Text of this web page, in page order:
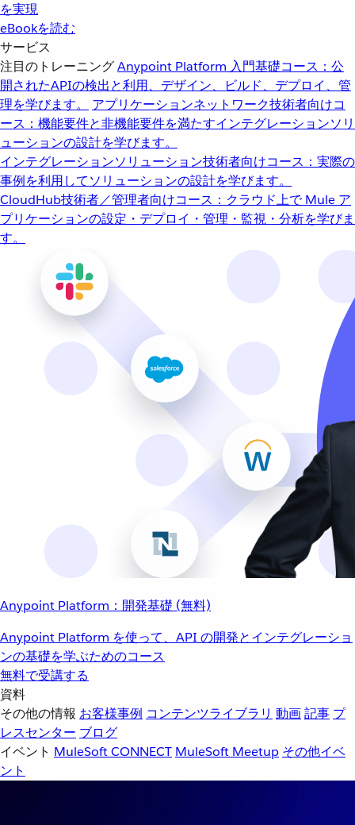
を実現
eBookを読む
サービス
注目のトレーニングAnypoint Platform 入門基礎コース：公
開されたAPIの検出と利用、デザイン、ビルド、デプロイ、管
理を学びます。
アプリケーションネットワーク技術者向けコ
ース：機能要件と非機能要件を満たすインテグレーションソリ
ューションの設計を学びます。
インテグレーションソリューション技術者向けコース：実際の
事例を利用してソリューションの設計を学びます。
CloudHub技術者／管理者向けコース：クラウド上で Mule ア
プリケーションの設定・デプロイ・管理・監視・分析を学びま
す。
Anypoint Platform：開発基礎 (無料)
Anypoint Platform を使って、API の開発とインテグレーショ
ンの基礎を学ぶためのコース
無料で受講する
資料
その他の情報 お客様事例 コンテンツライブラリ 動画記事 プ
レスセンター ブログ
イベント MuleSoft CONNECT MuleSoft Meetup その他イベ
ント